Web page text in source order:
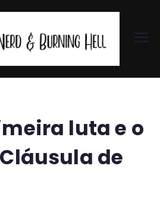
et
a,
N
luta e o
de